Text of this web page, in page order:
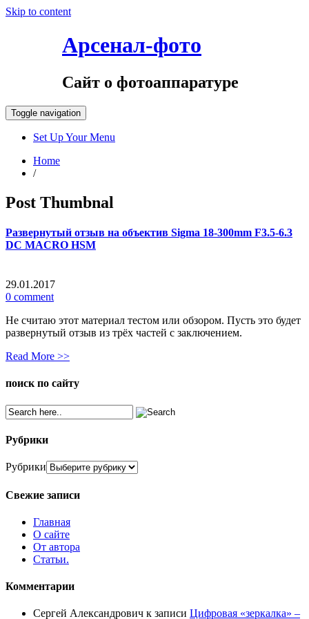
Skip to content
Aрсенал-фото
Сайт о фотоаппаратуре
Toggle navigation
Set Up Your Menu
Home
/
Post Thumbnal
Развернутый отзыв на объектив Sigma 18-300mm F3.5-6.3
DC MACRO HSM
29.01.2017
0 comment
Не считаю этот материал тестом или обзором. Пусть это будет
развернутый отзыв из трёх частей с заключением.
Read More >>
поиск по сайту
Рубрики
Рубрики
Свежие записи
Главная
О сайте
От автора
Статьи.
Комментарии
Сергей Александрович к записи Цифровая «зеркалка» –